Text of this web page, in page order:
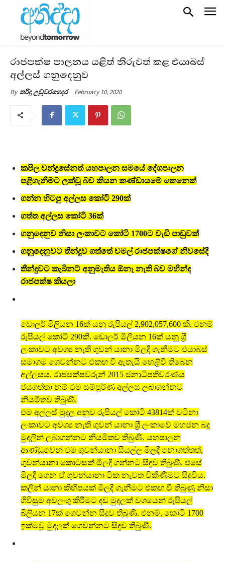
රාජපක්ෂ පාලනය යළිත් නිරුවත් කළ එයාබස්
අල්ලස් ගනුදෙනුව
By තරිඳු උඩුවරගෙදර February 10, 2020
කපිල චන්ද්‍රසේනත් යහපාලන සමයේ දේශපාලන
පළිගැනීමට ලක්වූ බව කියන කණ්ඩායමේ කෙනෙක්
ගන්න හිටපු අල්ලස කෝටි 290ක්
ගත්ත අල්ලස කෝටි 36ක්
ගනුදෙනුව නිසා ලංකාවට කෝටි 1700ට වැඩි පාඩුවක්
ගනුදෙනුවට තීන්දුව ගත්තේ චමල් රාජපක්ෂගේ නිවසේදී
තීන්දුවට කැබිනට් අනුමැතිය ඕනෑ නැති බව මහින්ද
රාජපක්ෂ කියලා
ඩොලර් මිලියන 16ක් යනු රුපියල් 2,902,057,600 කි. එනම්
රුපියල් කෝටි 290කි. ඩොලර් මිලියන 16ක් යනු ශ‍්‍රී
ලංකාවට අවශ්‍ය නැති ගුවන් යානා මිලදී ගැනීමට එයාබස්
සමාගම ගෙවන්නට එකඟ වී ඇතැයි හෙළිවී තිබෙන
අල්ලසය. රාජපක්ෂවරුන් 2015 ජනාධිපතිවරණය
ජයගත්තා නම් එම සම්පූර්ණ අල්ලස ලබාගන්නට
නියමිතව තිබුණි.
එම අල්ලස් මුදල අනුව රුපියල් කෝටි 43814ක් වටිනා
ලංකාවට අවශ්‍ය නැති ගුවන් යානා ශ‍්‍රී ලංකාවේ මහජන බදු
මුදලින් ලබාගන්නට නියමිතව තිබුණි. යහපාලන
ආණ්ඩුවෙන් එම ගුවන්යානා සියල්ල මිලදී නොගත්තත්,
ගුවන්යානා කොටසක් මිලදී ගන්නට සිදුව තිබුණි. එසේ
මිලදී ගෙන ඒ ගුවන්යානා ටික නැවත විකිණීමට සිදුවිය.
කලින් යානා කිහිපයක් මිලදී ගැනීමට එකඟ වී තිබුණු නිසා
ගිවිසුම අවලංගු කිරීමට දඩ මුදලක් වශයෙන් රුපියල්
බිලියන 17ක් ගෙවන්න සිදුව තිබුණි. එනම්, කෝටි 1700
ඉක්මවූ මුදලක් ගෙවන්නට සිදුව තිබුණි.